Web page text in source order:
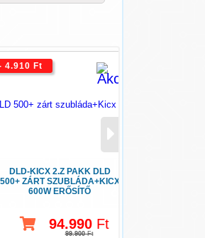
DLD-KICX 2.Z PAKK DLD
500+ ZÁRT SZUBLÁDA+KICX
600W ERŐSÍTŐ
94.990 Ft
99.900Ft
4.910 Ft